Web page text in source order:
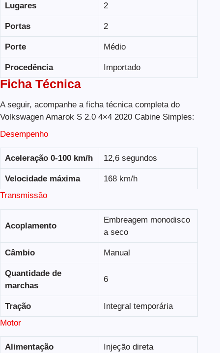
Lugares 2
Portas 2
Porte Médio
Procedência Importado
Ficha Técnica
A seguir, acompanhe a ficha técnica completa do
Volkswagen Amarok S 2.0 4×4 2020 Cabine Simples:
Desempenho
Aceleração 0-100 km/h 12,6 segundos
Velocidade máxima
168 km/h
Transmissão
Acoplamento
Embreagem monodisco
a seco
Câmbio Manual
Quantidade de
marchas
6
Tração
Integral temporária
Motor
Alimentação Injeção direta